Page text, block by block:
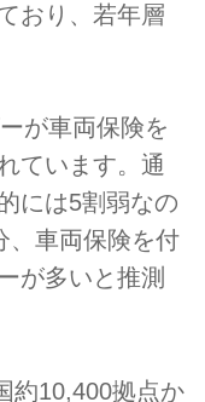
おり、若年層
が車両保険を
ています。通
には5割弱なの
、車両保険を付
が多いと推測
約10,400拠点か